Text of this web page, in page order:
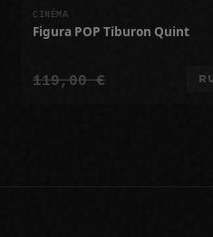
CINÉMA
Figura POP Tiburon Quint
119,00 €